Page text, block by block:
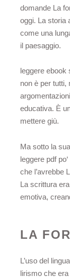
domande La
oggi. La storia
come una
il paesaggio.
leggere ebook
non è per tutti,
educativa. È
mettere giù.
Ma sotto la
leggere pdf
che l’avrebbe
La scrittura
emotiva,
LA
L’uso del
lirismo che